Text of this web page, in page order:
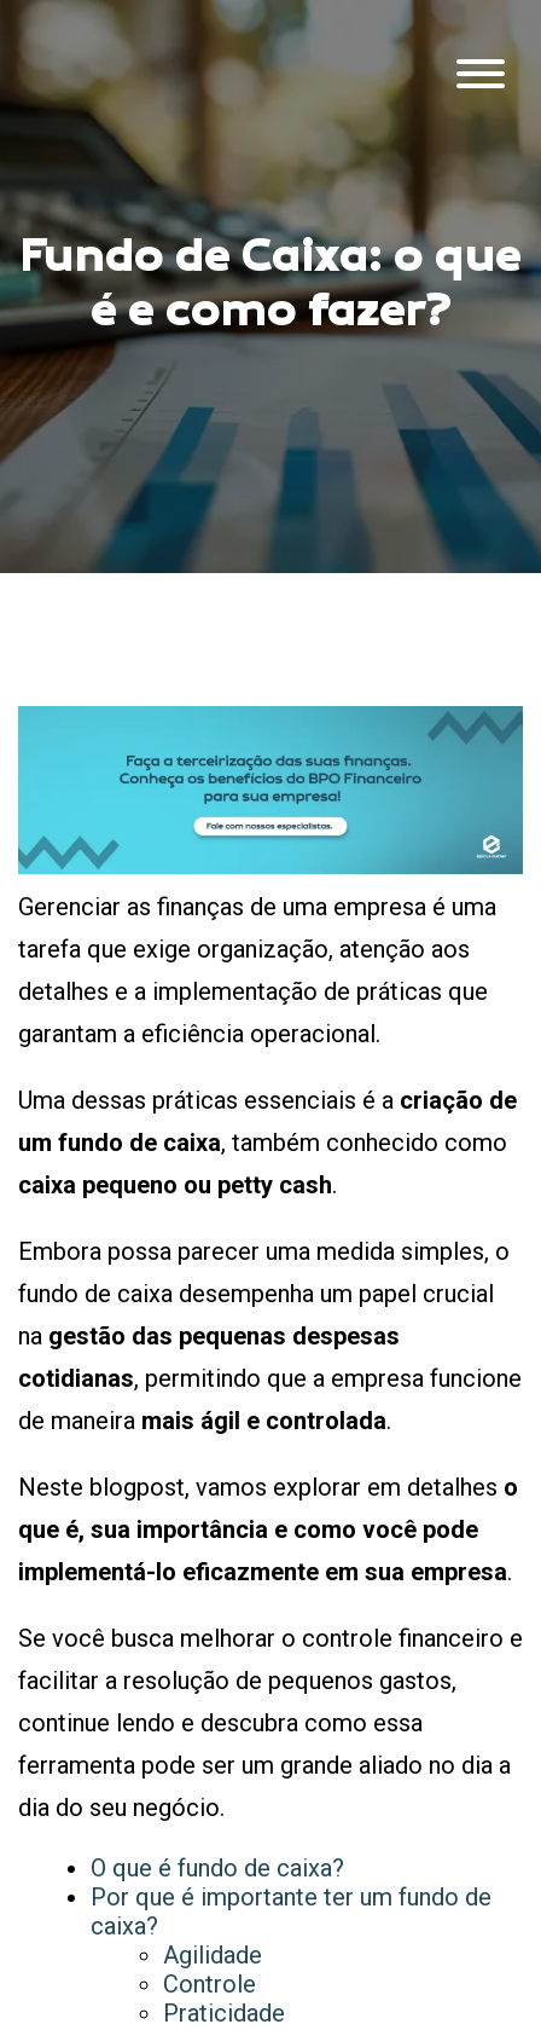
Fundo de Caixa: o que
é e como fazer?
Gerenciar as finanças de uma empresa é uma
tarefa que exige organização, atenção aos
detalhes e a implementação de práticas que
garantam a eficiência operacional.
Uma dessas práticas essenciais é a criação de
um fundo de caixa, também conhecido como
caixa pequeno ou petty cash.
Embora possa parecer uma medida simples, o
fundo de caixa desempenha um papel crucial
na gestão das pequenas despesas
cotidianas, permitindo que a empresa funcione
de maneira mais ágil e controlada.
Neste blogpost, vamos explorar em detalhes o
que é, sua importância e como você pode
implementá-lo eficazmente em sua empresa.
Se você busca melhorar o controle financeiro e
facilitar a resolução de pequenos gastos,
continue lendo e descubra como essa
ferramenta pode ser um grande aliado no dia a
dia do seu negócio.
O que é fundo de caixa?
Por que é importante ter um fundo de
caixa?
Agilidade
Controle
Praticidade